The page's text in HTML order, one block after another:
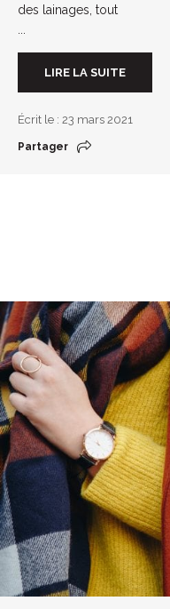
des lainages, tout
LIRE LA SUITE
Écrit le : 23 mars 2021
Partager